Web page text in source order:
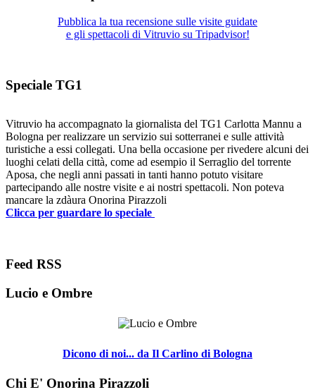
Pubblica la tua recensione sulle visite guidate
e gli spettacoli di Vitruvio su Tripadvisor!
Speciale TG1
Vitruvio ha accompagnato la giornalista del TG1 Carlotta Mannu a
Bologna per realizzare un servizio sui sotterranei e sulle attività
turistiche a essi collegati. Una bella occasione per rivedere alcuni dei
luoghi celati della città, come ad esempio il Serraglio del torrente
Aposa, che negli anni passati in tanti hanno potuto visitare
partecipando alle nostre visite e ai nostri spettacoli. Non poteva
mancare la zdàura Onorina Pirazzoli
Clicca per guardare lo speciale
Feed RSS
Lucio e Ombre
Dicono di noi... da Il Carlino di Bologna
Chi E' Onorina Pirazzoli